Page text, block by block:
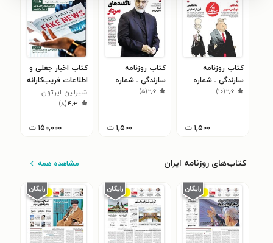
کتاب روزنامه
سازندگی ـ شماره
۸۰۳ ـ ۲۸ آبان ۹۹۲٫۶(۱۰)
۱,۵۰۰ ت
کتاب روزنامه
سازندگی ـ شماره
۴۸۶ ـ ۱۰ مهر ۹۸۲٫۶(۵)
۱,۵۰۰ ت
کتاب اخبار جعلی و
اطلاعات فریب‌کارانه
شیرلین ایرتون
۴٫۳(۸)
۱۵۰,۰۰۰ ت
کتاب‌های روزنامه ایران مشاهده همه